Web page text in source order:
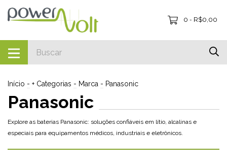
0 - R$0,00
Início - + Categorias - Marca - Panasonic
Panasonic
Explore as baterias Panasonic: soluções confiáveis em lítio, alcalinas e
especiais para equipamentos médicos, industriais e eletrônicos.